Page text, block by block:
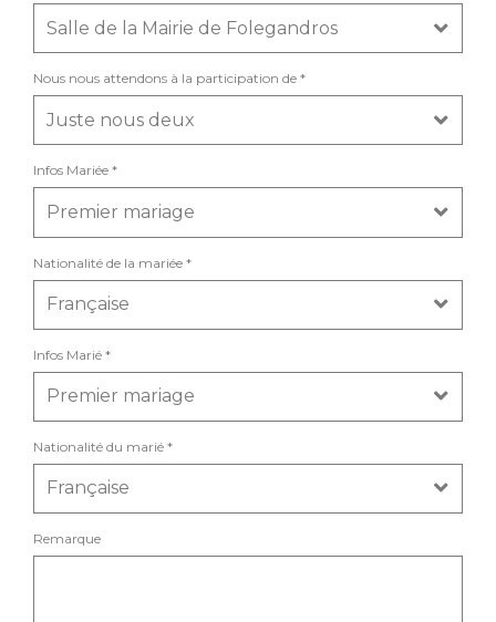
Nous nous attendons à la participation de *
Infos Mariée *
Nationalité de la mariée *
Infos Marié *
Nationalité du marié *
Remarque